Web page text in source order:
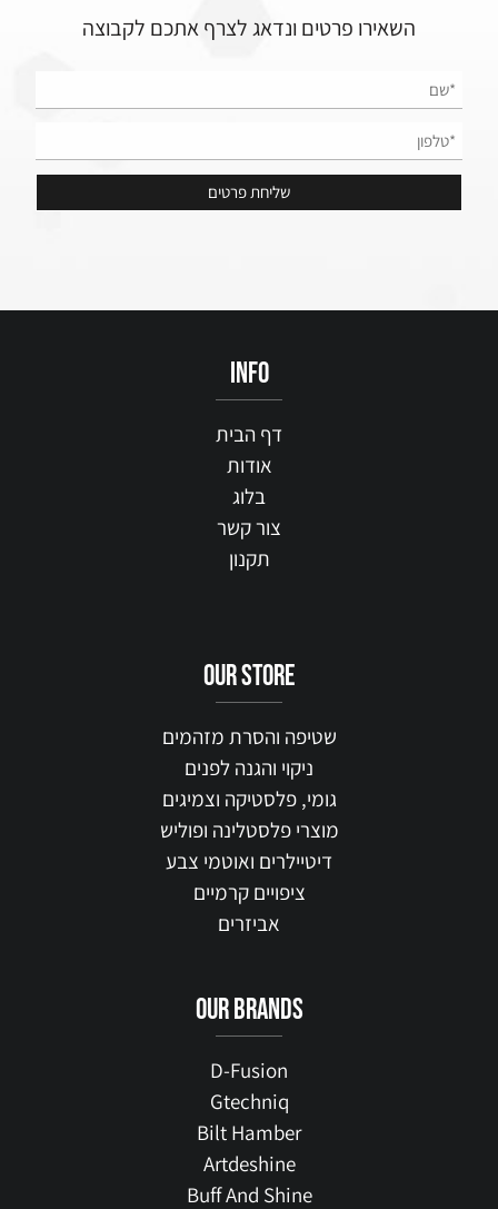
השאירו פרטים ונדאג לצרף אתכם לקבוצה
info
דף הבית
אודות
בלוג
צור קשר
תקנון
our STORE
שטיפה והסרת מזהמים
ניקוי והגנה לפנים
גומי, פלסטיקה וצמיגים
מוצרי פלסטלינה ופוליש
דיטיילרים ואוטמי צבע
ציפויים קרמיים
אביזרים
our brands
D-Fusion
Gtechniq
Bilt Hamber
Artdeshine
Buff And Shine